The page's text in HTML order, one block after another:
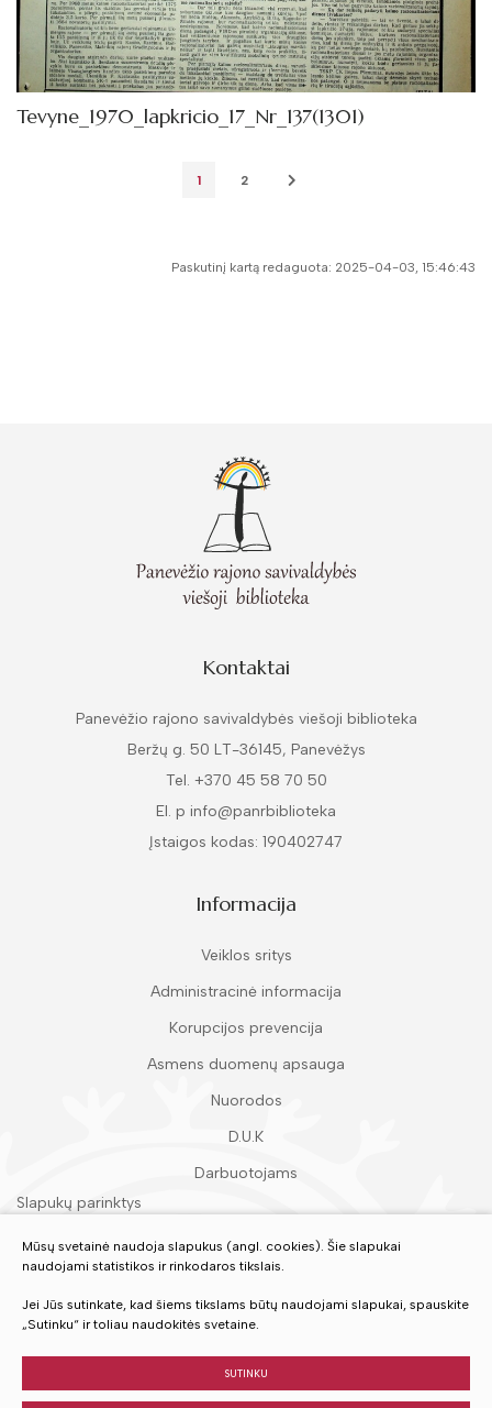
Tevyne_1970_lapkricio_17_Nr_137(1301)
1 2
Paskutinį kartą redaguota: 2025-04-03, 15:46:43
Kontaktai
Panevėžio rajono savivaldybės viešoji biblioteka
Beržų g. 50 LT-36145, Panevėžys
Tel. +370 45 58 70 50
El. p info@panrbiblioteka
Įstaigos kodas: 190402747
Informacija
Veiklos sritys
Administracinė informacija
Korupcijos prevencija
Asmens duomenų apsauga
Nuorodos
D.U.K
Darbuotojams
Slapukų parinktys
Įvertinkite mūsų paslaugas
Mūsų svetainė naudoja slapukus (angl. cookies). Šie slapukai
naudojami statistikos ir rinkodaros tikslais.
Jei Jūs sutinkate, kad šiems tikslams būtų naudojami slapukai, spauskite
„Sutinku“ ir toliau naudokitės svetaine.
SUTINKU